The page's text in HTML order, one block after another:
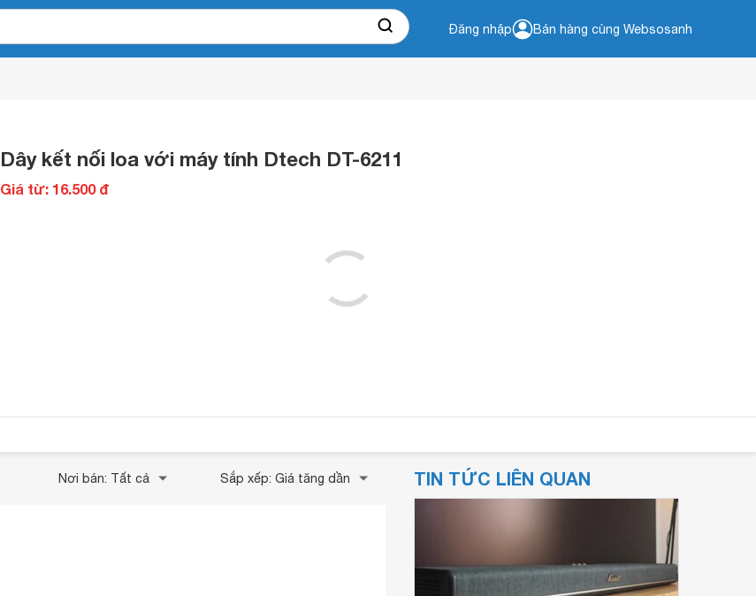
Đăng nhập Bán hàng cùng Websosanh
Dây kết nối loa với máy tính Dtech DT-6211
Giá từ: 16.500 đ
Nơi bán: Tất cả Sắp xếp: Giá tăng dần TIN TỨC LIÊN QUAN